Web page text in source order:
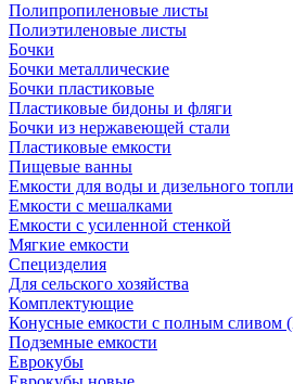
Полипропиленовые листы
Полиэтиленовые листы
Бочки
Бочки металлические
Бочки пластиковые
Пластиковые бидоны и фляги
Бочки из нержавеющей стали
Пластиковые емкости
Пищевые ванны
Емкости для воды и дизельного
Емкости с мешалками
Емкости с усиленной стенкой
Мягкие емкости
Специзделия
Для сельского хозяйства
Комплектующие
Конусные емкости с полным сливом
Подземные емкости
Еврокубы